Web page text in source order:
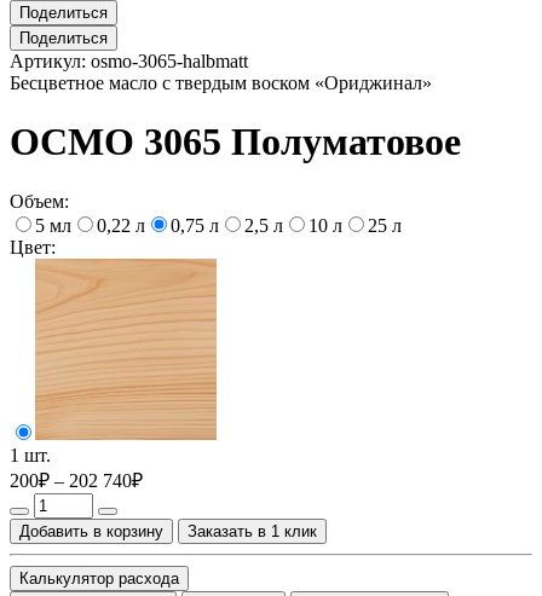
Поделиться
Поделиться
Артикул: osmo-3065-halbmatt
Бесцветное масло с твердым воском «Ориджинал»
ОСМО 3065 Полуматовое
Объем:
5 мл
0,22 л 0,75 л 2,5 л 10 л
25 л
Цвет:
1 шт.
200₽ – 202 740₽
Добавить в корзину Заказать в 1 клик
Калькулятор расхода